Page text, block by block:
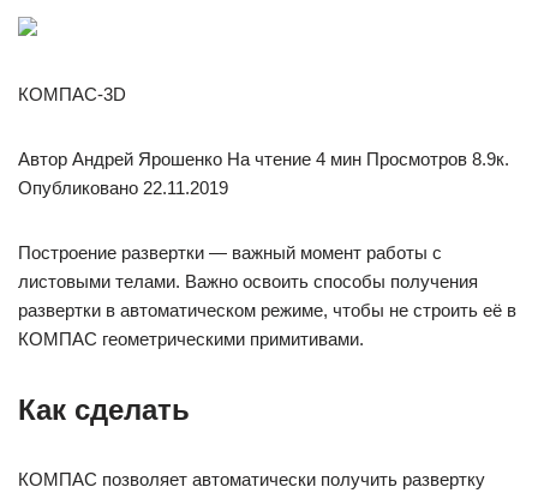
КОМПАС-3D
Автор Андрей Ярошенко На чтение 4 мин Просмотров 8.9к.
Опубликовано 22.11.2019
Построение развертки — важный момент работы с
листовыми телами. Важно освоить способы получения
развертки в автоматическом режиме, чтобы не строить её в
КОМПАС геометрическими примитивами.
Как сделать
КОМПАС позволяет автоматически получить развертку